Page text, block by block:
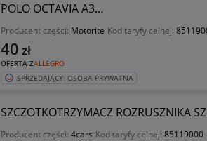
POLO OCTAVIA A3…
Producent części: Motorite Kod taryfy celnej:
OFERTA ZALLEGRO
40 zł
SPRZEDAJĄCY: OSOBA PRYWATNA
SZCZOTKOTRZYMACZ ROZRUSZNIKA
Producent części: 4cars Kod taryfy celnej: 85119000